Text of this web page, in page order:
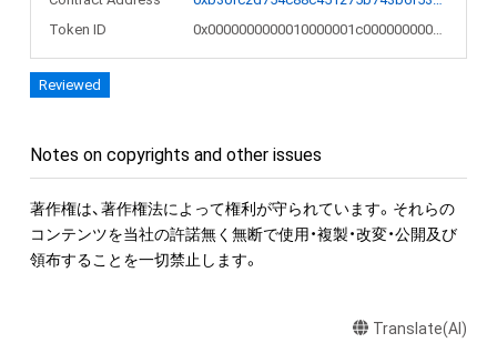
Token ID
0x0000000000010000001c00000000048a
Reviewed
Notes on copyrights and other issues
著作権は、著作権法によって権利が守られています。それらの
コンテンツを当社の許諾無く無断で使用・複製・改変・公開及び
領布することを一切禁止します。
Translate(AI)